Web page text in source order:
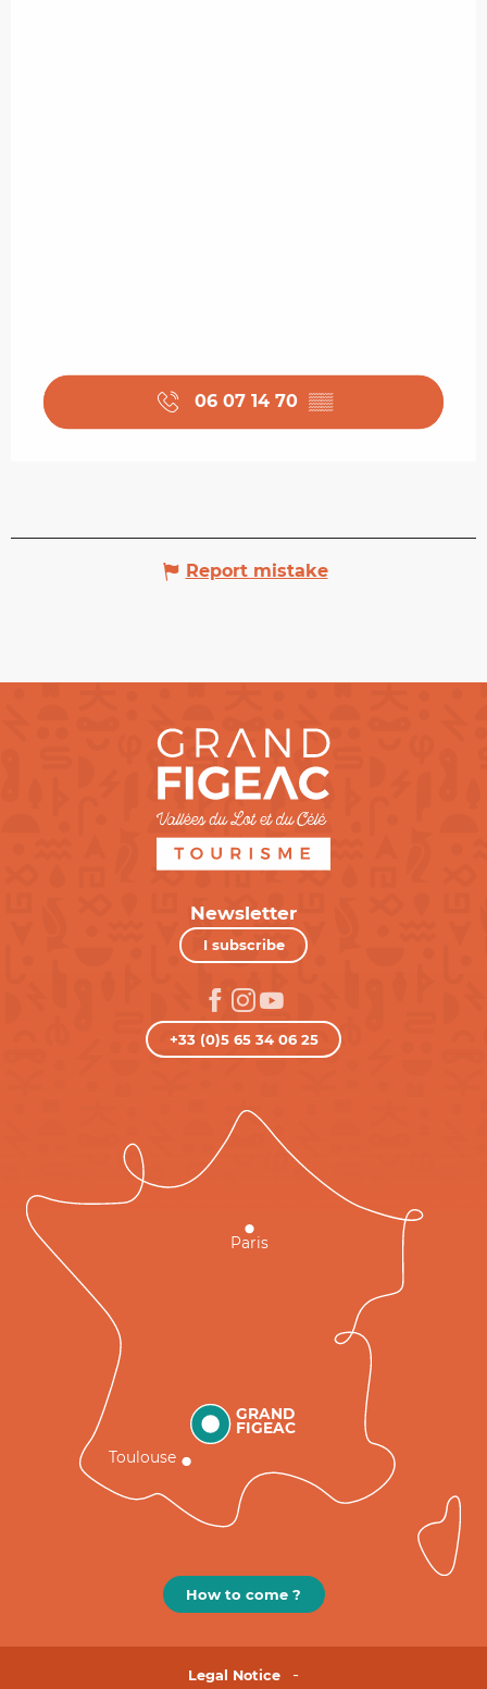
06 07 14 70 ▒▒
Report mistake
Newsletter
I subscribe
+33 (0)5 65 34 06 25
GRAND
FIGEAC
Toulouse
Paris
How to come ?
Legal Notice